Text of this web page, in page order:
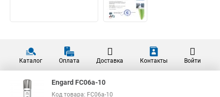
Каталог Оплата Доставка Контакты Войти
Engard FC06a-10
Код товара: FC06a-10